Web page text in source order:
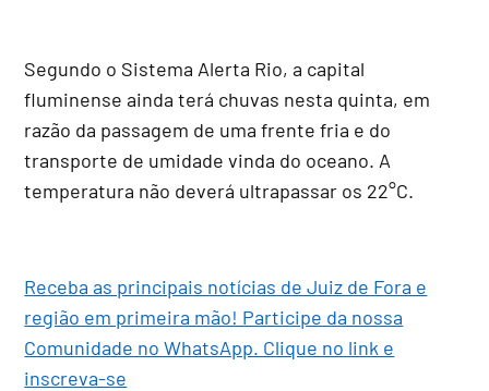
Segundo o Sistema Alerta Rio, a capital
fluminense ainda terá chuvas nesta quinta, em
razão da passagem de uma frente fria e do
transporte de umidade vinda do oceano. A
temperatura não deverá ultrapassar os 22°C.
Receba as principais notícias de Juiz de Fora e
região em primeira mão! Participe da nossa
Comunidade no WhatsApp. Clique no link e
inscreva-se